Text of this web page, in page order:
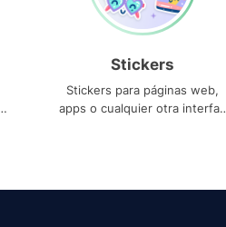
Stickers
Stickers para páginas web,
apps o cualquier otra interfaz